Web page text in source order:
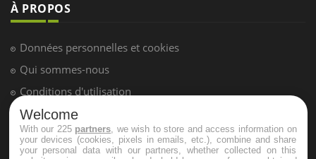
À PROPOS
Données personnelles et cookies
Qui sommes-nous
Conditions d'utilisation
Plan du site
Mentions Légales
Welcome
With our 225 partners , we wish to store and access information on
your devices (cookies, pixels in emails, etc.), combine and share
your personal data with our partners, whether collected on this